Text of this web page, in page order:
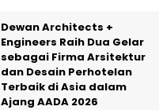
Dewan Architects +
Engineers Raih Dua Gelar
sebagai Firma Arsitektur
dan Desain Perhotelan
Terbaik di Asia dalam
Ajang AADA 2026